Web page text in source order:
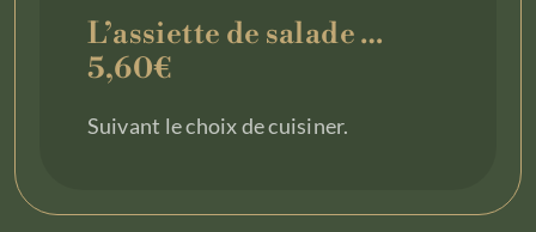
L’assiette de salade …
5,60€
Suivant le choix de cuisiner.